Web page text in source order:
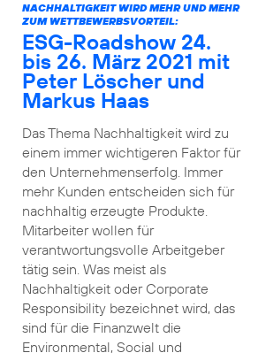
NACHHALTIGKEIT WIRD MEHR UND MEHR
ZUM WETTBEWERBSVORTEIL:
ESG-Roadshow 24.
bis 26. März 2021 mit
Peter Löscher und
Markus Haas
Das Thema Nachhaltigkeit wird zu
einem immer wichtigeren Faktor für
den Unternehmenserfolg. Immer
mehr Kunden entscheiden sich für
nachhaltig erzeugte Produkte.
Mitarbeiter wollen für
verantwortungsvolle Arbeitgeber
tätig sein. Was meist als
Nachhaltigkeit oder Corporate
Responsibility bezeichnet wird, das
sind für die Finanzwelt die
Environmental, Social und